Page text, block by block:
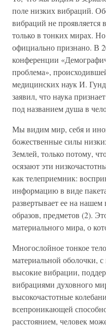
поле низких вибраций.
вибраций не проявляется
только в тонких мирах.
официально признано. В
конференции
проблема»,
медицинских наук И.
заявил, что наука
под названием душа в
Мы видим мир, себя и
божественные силы
Землей, только потому,
осязают эти
как телеприемник:
информацию в виде
развертывает ее на
образов, предметов (2).
материального мира, о
Многослойное тонкое
материальной
высокие вибрации,
вибрациями духовного
высокочастотные
всепроникающей
расстоянием, человек